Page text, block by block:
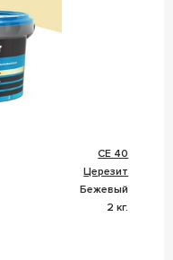
CE 40
Церезит
Бежевый
2 кг.